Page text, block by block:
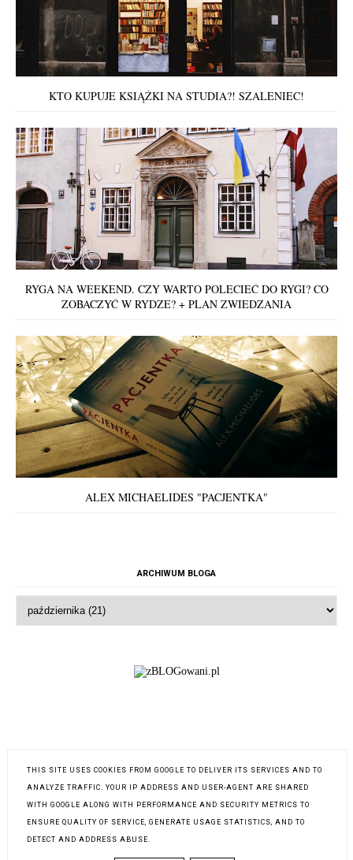
KTO KUPUJE KSIĄŻKI NA STUDIA?! SZALENIEC!
RYGA NA WEEKEND. CZY WARTO POLECIEĆ DO RYGI? CO
ZOBACZYĆ W RYDZE? + PLAN ZWIEDZANIA
ALEX MICHAELIDES "PACJENTKA"
ARCHIWUM BLOGA
INSTAGRAM @SARA.SATUKIRJA
THIS SITE USES COOKIES FROM GOOGLE TO DELIVER ITS SERVICES AND TO
ANALYZE TRAFFIC. YOUR IP ADDRESS AND USER-AGENT ARE SHARED
WITH GOOGLE ALONG WITH PERFORMANCE AND SECURITY METRICS TO
ENSURE QUALITY OF SERVICE, GENERATE USAGE STATISTICS, AND TO
DETECT AND ADDRESS ABUSE.